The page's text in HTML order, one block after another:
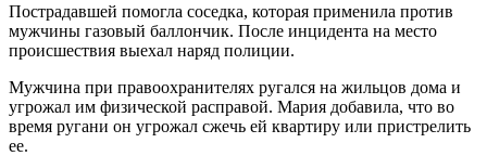
Пострадавшей помогла соседка, которая применила против
мужчины газовый баллончик. После инцидента на место
происшествия выехал наряд полиции.
Мужчина при правоохранителях ругался на жильцов дома и
угрожал им физической расправой. Мария добавила, что во
время ругани он угрожал сжечь ей квартиру или пристрелить
ее.